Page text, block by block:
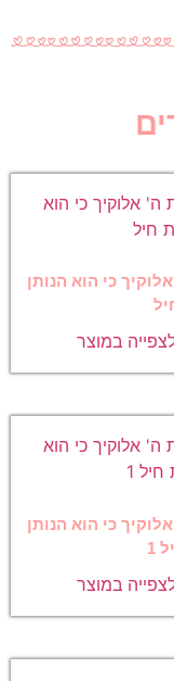
כי הוא הנותן
במוצר
כי הוא הנותן
1
במוצר